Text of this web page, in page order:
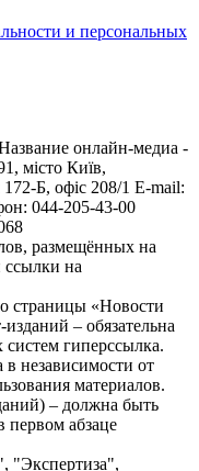
и персональных
онлайн-медиа -
місто Київ,
Б, офіс 208/1 E-mail:
044-205-43-00
размещённых на
ссылки на
страницы «Новости
– обязательна
гиперссылка.
независимости от
материалов.
– должна быть
первом абзаце
"Экспертиза",